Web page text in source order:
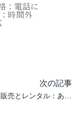
電話に
時間外
次の記事
福祉用具販売とレンタル：あなたの介護ニーズに合ったソリューション【ケア・オブ・クローバー】